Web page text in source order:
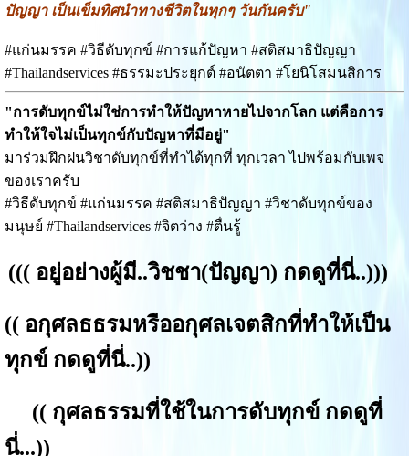
ปัญญา เป็นเข็มทิศนำทางชีวิตในทุกๆ วันกันครับ"
#แก่นมรรค #วิธีดับทุกข์ #การแก้ปัญหา #สติสมาธิปัญญา
#Thailandservices #ธรรมะประยุกต์ #อนัตตา #โยนิโสมนสิการ
"การดับทุกข์ไม่ใช่การทำให้ปัญหาหายไปจากโลก แต่คือการ
ทำให้ใจไม่เป็นทุกข์กับปัญหาที่มีอยู่"
มาร่วมฝึกฝนวิชาดับทุกข์ที่ทำได้ทุกที่ ทุกเวลา ไปพร้อมกับเพจ
ของเราครับ
#วิธีดับทุกข์ #แก่นมรรค #สติสมาธิปัญญา #วิชาดับทุกข์ของ
มนุษย์ #Thailandservices #จิตว่าง #ตื่นรู้
((( อยู่อย่างผู้มี..วิชชา(ปัญญา) กดดูที่นี่..)))
(( อกุศลธธรมหรืออกุศลเจตสิกที่ทำให้เป็น
ทุกข์ กดดูที่นี่..))
(( กุศลธรรมที่ใช้ในการดับทุกข์ กดดูที่
นี่...))